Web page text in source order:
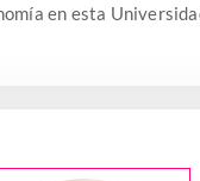
en esta